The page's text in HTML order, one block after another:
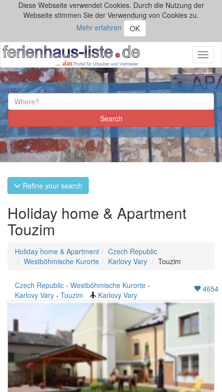
Diese Webseite verwendet Cookies. Durch die Nutzung der
Webseite stimmen Sie der Verwendung von Cookies zu.
Mehr erfahren
OK
Refine your search
Holiday home & Apartment
Touzim
Holiday home & Apartment
Czech Republic
Westböhmische Kurorte
Karlovy Vary Touzim
Czech Republic - Westböhmische Kurorte -
Karlovy Vary - Touzim Karlovy Vary
4654